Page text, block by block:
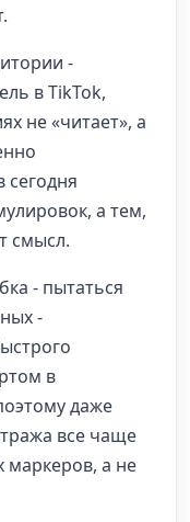
-
в TikTok,
не «читает», а
сегодня
а тем,
смысл.
- пытаться
-
в
даже
все чаще
а не